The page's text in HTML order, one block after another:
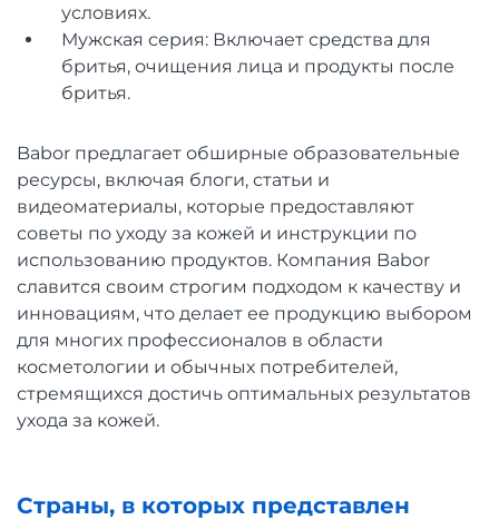
условиях.
Мужская серия: Включает средства для
бритья, очищения лица и продукты после
бритья.
Babor предлагает обширные образовательные
ресурсы, включая блоги, статьи и
видеоматериалы, которые предоставляют
советы по уходу за кожей и инструкции по
использованию продуктов. Компания Babor
славится своим строгим подходом к качеству и
инновациям, что делает ее продукцию выбором
для многих профессионалов в области
косметологии и обычных потребителей,
стремящихся достичь оптимальных результатов
ухода за кожей.
Страны, в которых представлен